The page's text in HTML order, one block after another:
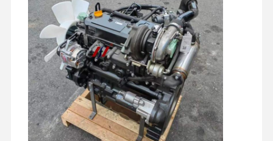
Elektronik kontrol sistemi
motorun elektrik bileşenleri
Motor yakıt sistemi
Ekskavatör Hidrolik Parçaları
ekskavatör yedek parçaları